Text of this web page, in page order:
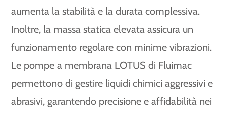
aumenta la stabilità e la durata complessiva.
Inoltre, la massa statica elevata assicura un
funzionamento regolare con minime vibrazioni.
Le pompe a membrana LOTUS di Fluimac
permettono di gestire liquidi chimici aggressivi e
abrasivi, garantendo precisione e affidabilità nei